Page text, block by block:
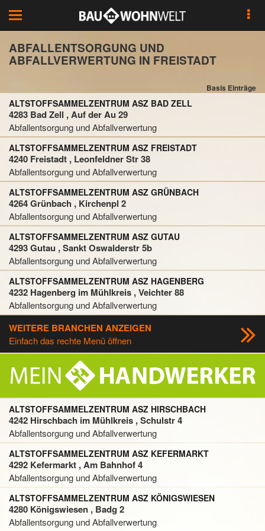
Toggle
navigation
ABFALLENTSORGUNG UND
ABFALLVERWERTUNG IN FREISTADT
Basis Einträge
ALTSTOFFSAMMELZENTRUM ASZ BAD ZELL
4283 Bad Zell , Auf der Au 29
Abfallentsorgung und Abfallverwertung
ALTSTOFFSAMMELZENTRUM ASZ FREISTADT
4240 Freistadt , Leonfeldner Str 38
Abfallentsorgung und Abfallverwertung
ALTSTOFFSAMMELZENTRUM ASZ GRÜNBACH
4264 Grünbach , Kirchenpl 2
Abfallentsorgung und Abfallverwertung
ALTSTOFFSAMMELZENTRUM ASZ GUTAU
4293 Gutau , Sankt Oswalderstr 5b
Abfallentsorgung und Abfallverwertung
ALTSTOFFSAMMELZENTRUM ASZ HAGENBERG
4232 Hagenberg im Mühlkreis , Veichter 88
Abfallentsorgung und Abfallverwertung
WEITERE BRANCHEN ANZEIGEN
Einfach das rechte Menü öffnen
ALTSTOFFSAMMELZENTRUM ASZ HIRSCHBACH
4242 Hirschbach im Mühlkreis , Schulstr 4
Abfallentsorgung und Abfallverwertung
ALTSTOFFSAMMELZENTRUM ASZ KEFERMARKT
4292 Kefermarkt , Am Bahnhof 4
Abfallentsorgung und Abfallverwertung
ALTSTOFFSAMMELZENTRUM ASZ KÖNIGSWIESEN
4280 Königswiesen , Badg 2
Abfallentsorgung und Abfallverwertung